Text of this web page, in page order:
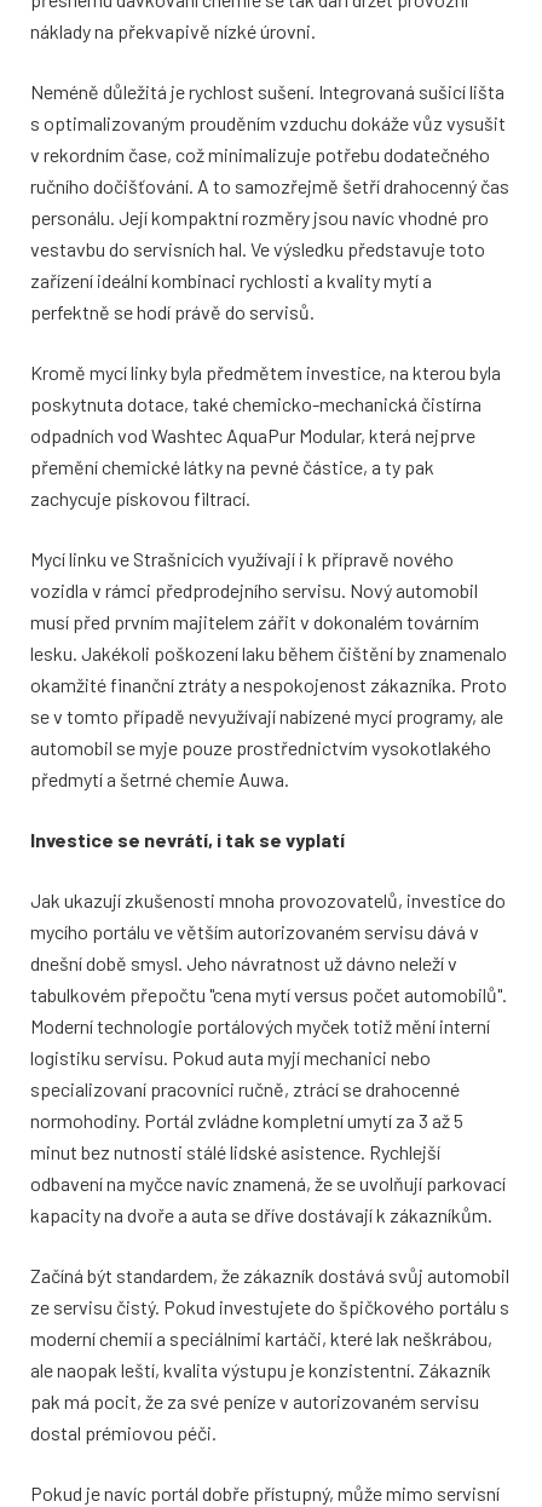
náklady na překvapivě nízké úrovni.
Neméně důležitá je rychlost sušení. Integrovaná sušicí lišta
s optimalizovaným prouděním vzduchu dokáže vůz vysušit
v rekordním čase, což minimalizuje potřebu dodatečného
ručního dočišťování. A to samozřejmě šetří drahocenný čas
personálu. Její kompaktní rozměry jsou navíc vhodné pro
vestavbu do servisních hal. Ve výsledku představuje toto
zařízení ideální kombinaci rychlosti a kvality mytí a
perfektně se hodí právě do servisů.
Kromě mycí linky byla předmětem investice, na kterou byla
poskytnuta dotace, také chemicko-mechanická čistírna
odpadních vod Washtec AquaPur Modular, která nejprve
přemění chemické látky na pevné částice, a ty pak
zachycuje pískovou filtrací.
Mycí linku ve Strašnicích využívají i k přípravě nového
vozidla v rámci předprodejního servisu. Nový automobil
musí před prvním majitelem zářit v dokonalém továrním
lesku. Jakékoli poškození laku během čištění by znamenalo
okamžité finanční ztráty a nespokojenost zákazníka. Proto
se v tomto případě nevyužívají nabízené mycí programy, ale
automobil se myje pouze prostřednictvím vysokotlakého
předmytí a šetrné chemie Auwa.
Investice se nevrátí, i tak se vyplatí
Jak ukazují zkušenosti mnoha provozovatelů, investice do
mycího portálu ve větším autorizovaném servisu dává v
dnešní době smysl. Jeho návratnost už dávno neleží v
tabulkovém přepočtu "cena mytí versus počet automobilů".
Moderní technologie portálových myček totiž mění interní
logistiku servisu. Pokud auta myjí mechanici nebo
specializovaní pracovníci ručně, ztrácí se drahocenné
normohodiny. Portál zvládne kompletní umytí za 3 až 5
minut bez nutnosti stálé lidské asistence. Rychlejší
odbavení na myčce navíc znamená, že se uvolňují parkovací
kapacity na dvoře a auta se dříve dostávají k zákazníkům.
Začíná být standardem, že zákazník dostává svůj automobil
ze servisu čistý. Pokud investujete do špičkového portálu s
moderní chemií a speciálními kartáči, které lak neškrábou,
ale naopak leští, kvalita výstupu je konzistentní. Zákazník
pak má pocit, že za své peníze v autorizovaném servisu
dostal prémiovou péči.
Pokud je navíc portál dobře přístupný, může mimo servisní